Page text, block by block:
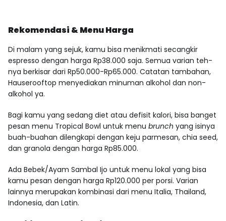
Rekomendasi & Menu Harga
Di malam yang sejuk, kamu bisa menikmati secangkir
espresso dengan harga Rp38.000 saja. Semua varian teh-
nya berkisar dari Rp50.000-Rp65.000. Catatan tambahan,
Hauserooftop menyediakan minuman alkohol dan non-
alkohol ya.
Bagi kamu yang sedang diet atau defisit kalori, bisa banget
pesan menu Tropical Bowl untuk menu brunch yang isinya
buah-buahan dilengkapi dengan keju parmesan, chia seed,
dan granola dengan harga Rp85.000.
Ada Bebek/Ayam Sambal Ijo untuk menu lokal yang bisa
kamu pesan dengan harga Rp120.000 per porsi. Varian
lainnya merupakan kombinasi dari menu Italia, Thailand,
Indonesia, dan Latin.